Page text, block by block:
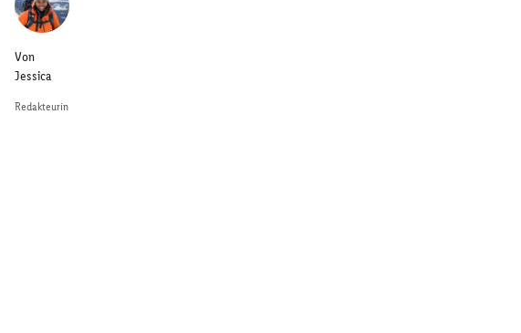
Von
Jessica
Redakteurin